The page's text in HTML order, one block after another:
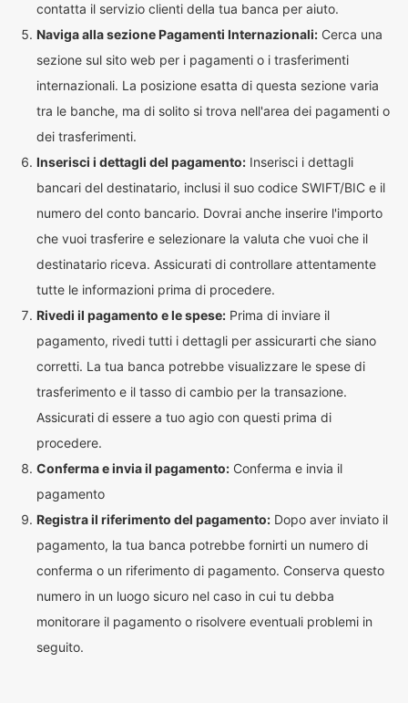
contatta il servizio clienti della tua banca per aiuto.
Naviga alla sezione Pagamenti Internazionali: Cerca una
sezione sul sito web per i pagamenti o i trasferimenti
internazionali. La posizione esatta di questa sezione varia
tra le banche, ma di solito si trova nell'area dei pagamenti o
dei trasferimenti.
Inserisci i dettagli del pagamento: Inserisci i dettagli
bancari del destinatario, inclusi il suo codice SWIFT/BIC e il
numero del conto bancario. Dovrai anche inserire l'importo
che vuoi trasferire e selezionare la valuta che vuoi che il
destinatario riceva. Assicurati di controllare attentamente
tutte le informazioni prima di procedere.
Rivedi il pagamento e le spese: Prima di inviare il
pagamento, rivedi tutti i dettagli per assicurarti che siano
corretti. La tua banca potrebbe visualizzare le spese di
trasferimento e il tasso di cambio per la transazione.
Assicurati di essere a tuo agio con questi prima di
procedere.
Conferma e invia il pagamento: Conferma e invia il
pagamento
Registra il riferimento del pagamento: Dopo aver inviato il
pagamento, la tua banca potrebbe fornirti un numero di
conferma o un riferimento di pagamento. Conserva questo
numero in un luogo sicuro nel caso in cui tu debba
monitorare il pagamento o risolvere eventuali problemi in
seguito.